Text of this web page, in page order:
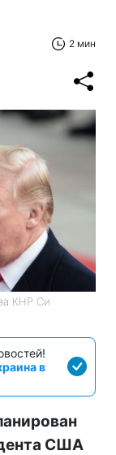
2 мин
КНР Си
в
США